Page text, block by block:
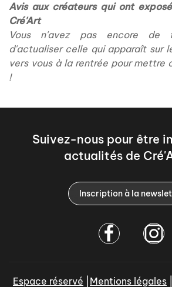
Avis aux créateurs qui ont
Cré'Art
Vous n'avez pas encore de
d'actualiser celle qui apparaît sur
vers vous à la rentrée pour
!
Suivez-nous pour être
actualités de
Inscription à la
Espace réservé Mentions légales